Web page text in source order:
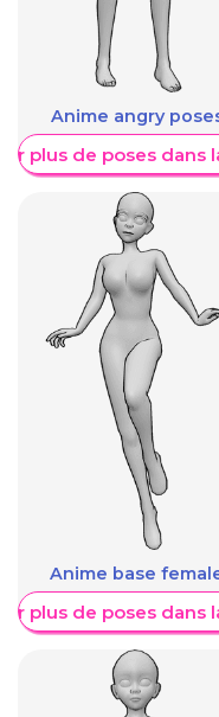
Anime angry
plus de poses dans
Anime base
plus de poses dans